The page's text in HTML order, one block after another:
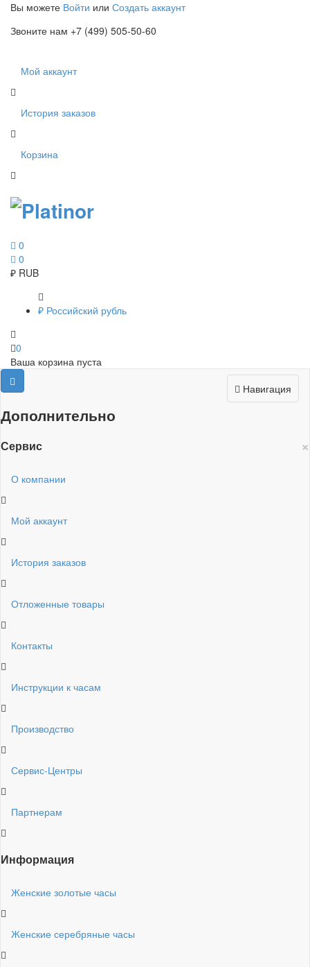
Вы можете Войти или Создать аккаунт
Звоните нам +7 (499) 505-50-60
Мой аккаунт
История заказов
Корзина
0
0
₽ RUB
₽ Российский рубль
0
Ваша корзина пуста
Навигация
Дополнительно
×
Сервис
О компании
Мой аккаунт
История заказов
Отложенные товары
Контакты
Инструкции к часам
Производство
Сервис-Центры
Партнерам
Информация
Женские золотые часы
Женские серебряные часы